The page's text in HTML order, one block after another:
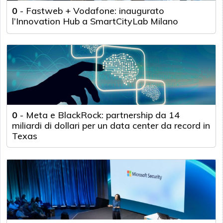
0 - Fastweb + Vodafone: inaugurato
l’Innovation Hub a SmartCityLab Milano
0 - Meta e BlackRock: partnership da 14
miliardi di dollari per un data center da record in
Texas